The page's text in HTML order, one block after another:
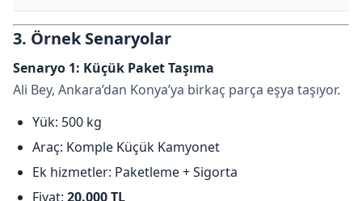
3. Örnek Senaryolar
Senaryo 1: Küçük Paket Taşıma
Ali Bey, Ankara’dan Konya’ya birkaç parça eşya taşıyor.
Yük: 500 kg
Araç: Komple Küçük Kamyonet
Ek hizmetler: Paketleme + Sigorta
Fiyat: 20.000 TL